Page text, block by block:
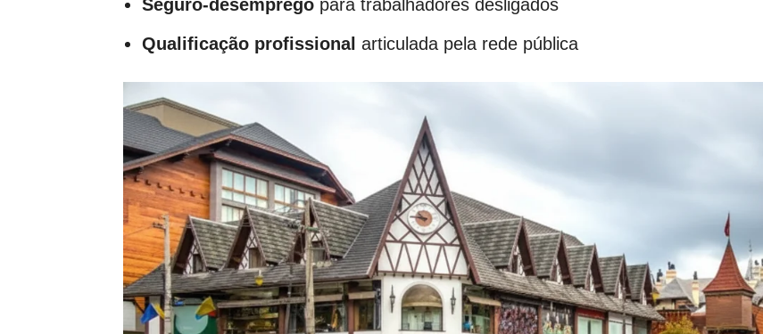
Seguro-desemprego para trabalhadores desligados
Qualificação profissional articulada pela rede pública